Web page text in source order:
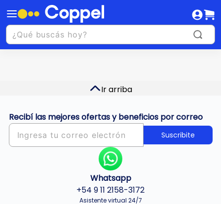
Ir arriba
Recibí las mejores ofertas y beneficios por correo
Suscribite
Whatsapp
+54 9 11 2158-3172
Asistente virtual 24/7